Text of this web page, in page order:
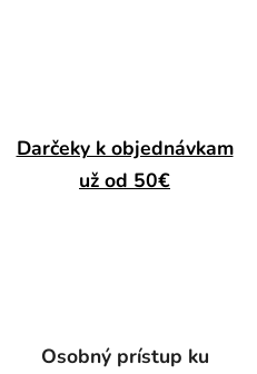
Darčeky k objednávkam
už od 50€
Osobný prístup ku